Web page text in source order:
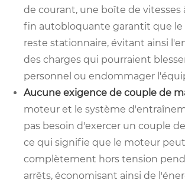
de courant, une boîte de vitesses
fin autobloquante garantit que le
reste stationnaire, évitant ainsi
des charges qui pourraient
personnel ou endommager
Aucune exigence de couple de
moteur et le système
pas besoin d'exercer un couple
ce qui signifie que le moteur
complètement hors tension
arrêts, économisant ainsi de